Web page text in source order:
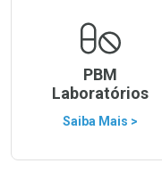
PBM
Laboratórios
Saiba Mais >